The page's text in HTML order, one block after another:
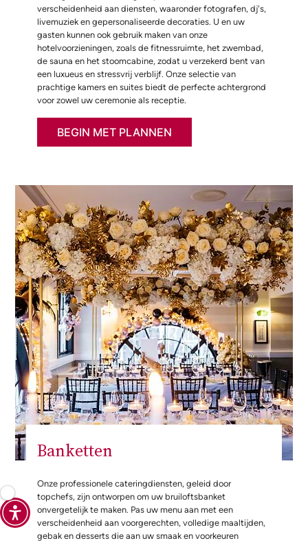
verscheidenheid aan diensten, waaronder fotografen, dj's,
livemuziek en gepersonaliseerde decoraties. U en uw
gasten kunnen ook gebruik maken van onze
hotelvoorzieningen, zoals de fitnessruimte, het zwembad,
de sauna en het stoomcabine, zodat u verzekerd bent van
een luxueus en stressvrij verblijf. Onze selectie van
prachtige kamers en suites biedt de perfecte achtergrond
voor zowel uw ceremonie als receptie.
BEGIN MET PLANNEN
Banketten
Onze professionele cateringdiensten, geleid door
topchefs, zijn ontworpen om uw bruiloftsbanket
onvergetelijk te maken. Pas uw menu aan met een
verscheidenheid aan voorgerechten, volledige maaltijden,
gebak en desserts die aan uw smaak en voorkeuren